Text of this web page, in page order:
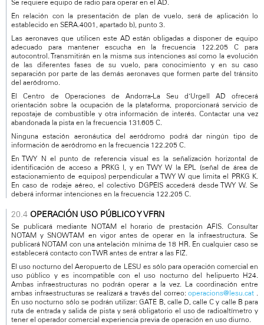
Se requiere equipo de radio para operar en el AD.
En relación con la presentación de plan de vuelo, será de aplicación lo
establecido en SERA.4001, apartado b), punto 3.
Las aeronaves que utilicen este AD están obligadas a disponer de equipo
adecuado para mantener escucha en la frecuencia 122.205 C para
autocontrol. Transmitirán en la misma sus intenciones así como la evolución
de las diferentes fases de su vuelo, para conocimiento y en su caso
separación por parte de las demás aeronaves que formen parte del tránsito
del aeródromo.
El Centro de Operaciones de Andorra-La Seu d’Urgell AD ofrecerá
orientación sobre la ocupación de la plataforma, proporcionará servicio de
repostaje de combustible y otra información de interés. Contactar una vez
abandonada la pista en la frecuencia 131.605 C.
Ninguna estación aeronáutica del aeródromo podrá dar ningún tipo de
información de aeródromo en la frecuencia 122.205 C.
En TWY N el punto de referencia visual es la señalización horizontal de
identificación de acceso a PRKG I, y en TWY W la EPL (señal de área de
estacionamiento de equipos) perpendicular a TWY W que limita el PRKG K.
En caso de rodaje aéreo, el colectivo DGPEIS accederá desde TWY W. Se
deberá informar intenciones en la frecuencia 122.205 C.
OPERACIÓN USO PÚBLICO Y VFRN
Se publicará mediante NOTAM el horario de prestación AFIS. Consultar
NOTAM y SNOWTAM en vigor antes de operar en la infraestructura. Se
publicará NOTAM con una antelación mínima de 18 HR. En cualquier caso se
establecerá contacto con TWR antes de entrar a las FIZ.
El uso nocturno del Aeropuerto de LESU es sólo para operación comercial en
uso público y es incompatible con el uso nocturno del helipuerto H24.
Ambas infraestructuras no podrán operar a la vez. La coordinación entre
ambas infraestructuras se realizará a través del correo:operacions@lesu.cat .
En uso nocturno sólo se podrán utilizar: GATE B, calle D, calle C y calle B para
ruta de entrada y salida de pista y será obligatorio el uso de radioaltímetro y
tener el operador comercial experiencia previa de operación en uso diurno.